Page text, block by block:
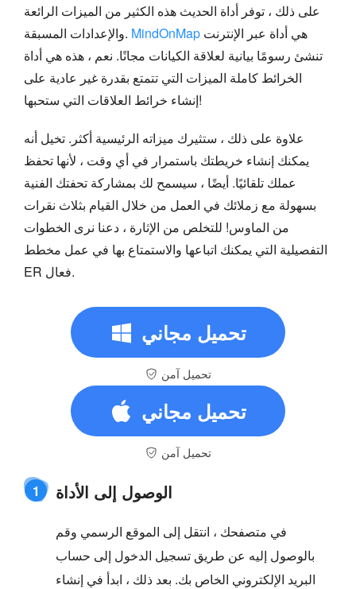
على ذلك ، توفر أداة الحديث هذه الكثير من الميزات الرائعة
والإعدادات المسبقة. MindOnMap
تنشئ رسومًا بيانية لعلاقة الكيانات مجانًا. نعم ، هذه هي أداة
الخرائط كاملة الميزات التي تتمتع بقدرة غير عادية على
إنشاء خرائط العلاقات التي ستحبها!
علاوة على ذلك ، ستثيرك ميزاته الرئيسية أكثر. تخيل أنه
يمكنك إنشاء خريطتك باستمرار في أي وقت ، لأنها تحفظ
عملك تلقائيًا. أيضًا ، سيسمح لك بمشاركة تحفتك الفنية
بسهولة مع زملائك في العمل من خلال القيام بثلاث نقرات
من الماوس! للتخلص من الإثارة ، دعنا نرى الخطوات
التفصيلية التي يمكنك اتباعها والاستمتاع بها في عمل مخطط
ER فعال.
تحميل مجاني
تحميل آمن
تحميل مجاني
تحميل آمن
1 الوصول إلى الأداة
في متصفحك ، انتقل إلى الموقع الرسمي وقم
بالوصول إليه عن طريق تسجيل الدخول إلى حساب
البريد الإلكتروني الخاص بك. بعد ذلك ، ابدأ في إنشاء